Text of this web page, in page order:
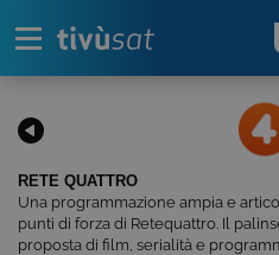
RETE QUATTRO
Una programmazione ampia e
punti di forza di Retequattro. Il
proposta di film, serialità e